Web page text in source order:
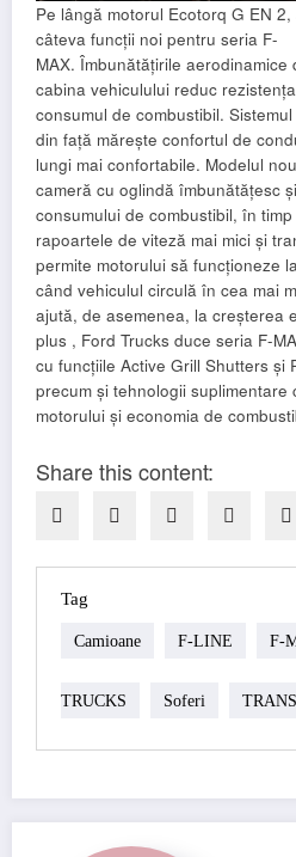
Pe lângă motorul Ecotorq G EN
câteva funcții noi pentru seria F-
MAX. Îmbunătățirile aerodinamice
cabina vehiculului reduc
consumul de combustibil.
din față mărește confortul de
lungi mai confortabile. Modelul
cameră cu oglindă îmbunătățesc
consumului de combustibil, în
rapoartele de viteză mai mici și
permite motorului să funcționeze
când vehiculul circulă în cea mai
ajută, de asemenea, la creșterea
plus , Ford Trucks duce seria F-
cu funcțiile Active Grill Shutters și
precum și tehnologii suplimentare
motorului și economia de
Share this content:
Tag
Camioane F-LINE F-
TRUCKS Soferi